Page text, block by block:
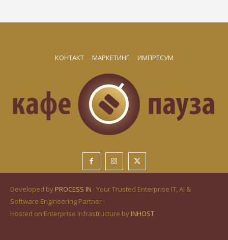
КОНТАКТ МАРКЕТИНГ ИМПРЕСУМ
Developed by PROCESS IN · Your Trusted Enterprise IT, AI &
Software Engineering Partner ·
Hosted on Enterprise Infrastructure by INHOST